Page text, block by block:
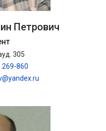
Петрович
305
269-860